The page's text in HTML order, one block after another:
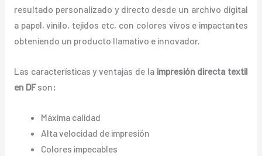
resultado personalizado y directo desde un archivo digital
a papel, vinilo, tejidos etc, con colores vivos e impactantes
obteniendo un producto llamativo e innovador.
Las características y ventajas de la impresión directa textil
en DFson:
Máxima calidad
Alta velocidad de impresión
Colores impecables